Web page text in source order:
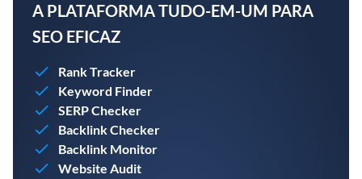
A PLATAFORMA TUDO-EM-UM PARA
SEO EFICAZ
Rank Tracker
Keyword Finder
SERP Checker
Backlink Checker
Backlink Monitor
Website Audit